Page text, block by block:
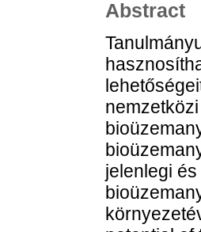
Abstract
jelenlegi